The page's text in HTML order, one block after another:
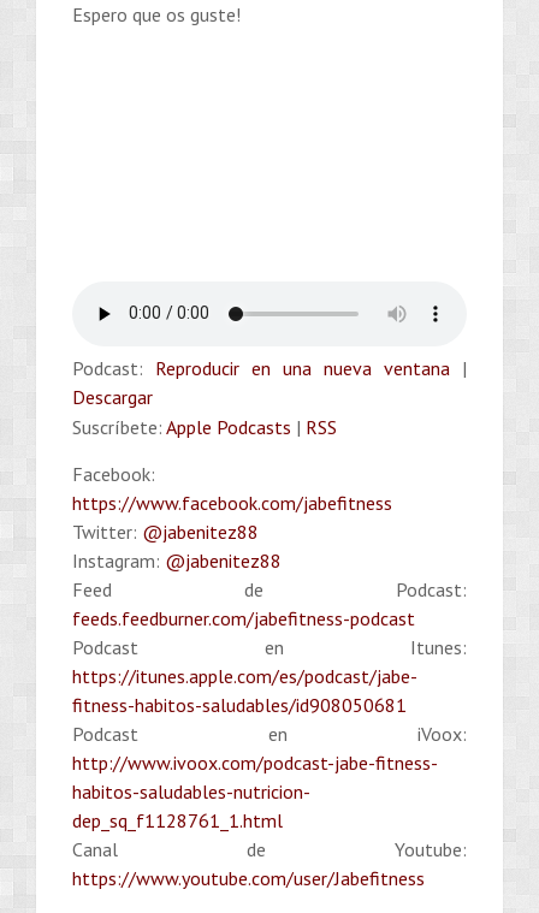
Espero que os guste!
Podcast: Reproducir en una nueva ventana |
Descargar
Suscríbete: Apple Podcasts | RSS
Facebook:
https://www.facebook.com/jabefitness
Twitter: @jabenitez88
Instagram: @jabenitez88
Feed de Podcast:
feeds.feedburner.com/jabefitness-podcast
Podcast en Itunes:
https://itunes.apple.com/es/podcast/jabe-
fitness-habitos-saludables/id908050681
Podcast en iVoox:
http://www.ivoox.com/podcast-jabe-fitness-
habitos-saludables-nutricion-
dep_sq_f1128761_1.html
Canal de Youtube:
https://www.youtube.com/user/Jabefitness